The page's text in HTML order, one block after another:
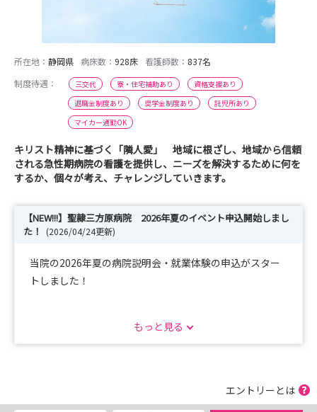
所在地： 静岡県 病床数： 928床 看護師数： 837名
制度待遇：
三交代 寮・住宅補助あり
資格支援あり
退職金制度あり
奨学金制度あり
託児所あり
マイカー通勤OK
キリスト精神に基づく「隣人愛」 地域に根ざし、地域から信頼
される急性期病院の看護を提供し、ニーズを解決するために何を
するか、個々が考え、チャレンジしていきます。
【NEW!!!】聖隷三方原病院 2026年夏のイベント申込開始しまし
た！
(2026/04/24更新)
当院の2026年夏の病院説明会・就業体験の申込がスター
トしました！
実際に働いている先輩職員のホンネをぜひ聞いてくださ
もっと見る
エントリーとは